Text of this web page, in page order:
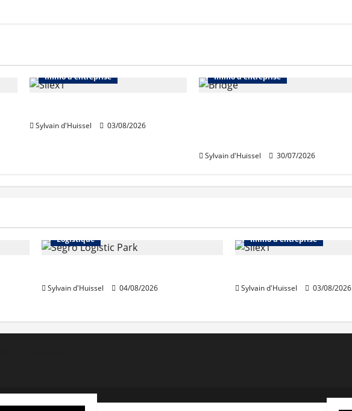
Immo d'entreprise
Sylvain d'Huissel 03/08/2026
Immo d'entreprise
Sylvain d'Huissel 30/07/2026
Logistique
Sylvain d'Huissel 04/08/2026
Immo d'entreprise
Sylvain d'Huissel 03/08/2026